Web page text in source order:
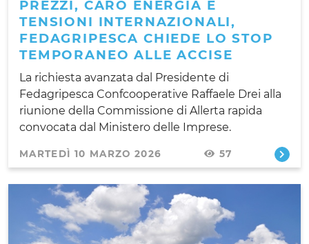
PREZZI, CARO ENERGIA E
TENSIONI INTERNAZIONALI,
FEDAGRIPESCA CHIEDE LO STOP
TEMPORANEO ALLE ACCISE
La richiesta avanzata dal Presidente di
Fedagripesca Confcooperative Raffaele Drei alla
riunione della Commissione di Allerta rapida
convocata dal Ministero delle Imprese.
MARTEDÌ 10 MARZO 2026 57